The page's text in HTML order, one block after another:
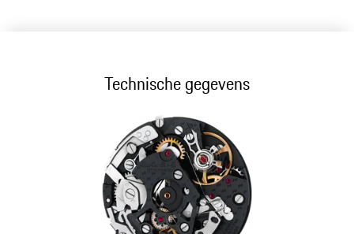
Technische gegevens